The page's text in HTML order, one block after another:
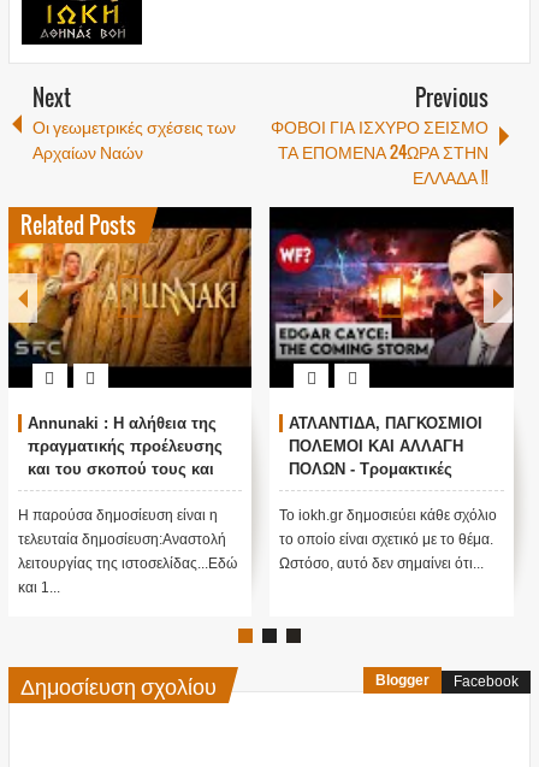
Next
Οι γεωμετρικές σχέσεις των
Αρχαίων Ναών
Previous
ΦΟΒΟΙ ΓΙΑ ΙΣΧΥΡΟ ΣΕΙΣΜΟ
ΤΑ ΕΠΟΜΕΝΑ 24ΩΡΑ ΣΤΗΝ
ΕΛΛΑΔΑ !!
Related Posts
Annunaki : Η αλήθεια της
πραγματικής προέλευσης
και του σκοπού τους και
αναστολή λειτουργίας μας
....
Η παρούσα δημοσίευση είναι η
τελευταία δημοσίευση:Αναστολή
λειτουργίας της ιστοσελίδας...Εδώ
και 1...
ΑΤΛΑΝΤΙΔΑ, ΠΑΓΚΟΣΜΙΟΙ
ΠΟΛΕΜΟΙ ΚΑΙ ΑΛΛΑΓΗ
ΠΟΛΩΝ - Τρομακτικές
προβλέψεις του Edgar
Cayce (Video)
Το iokh.gr δημοσιεύει κάθε σχόλιο
το οποίο είναι σχετικό με το θέμα.
Ωστόσο, αυτό δεν σημαίνει ότι...
Δημοσίευση σχολίου Blogger Facebook